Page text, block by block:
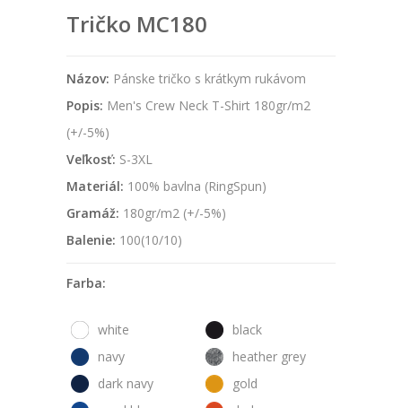
Tričko MC180
Názov: Pánske tričko s krátkym rukávom
Popis: Men's Crew Neck T-Shirt 180gr/m2
(+/-5%)
Veľkosť: S-3XL
Materiál: 100% bavlna (RingSpun)
Gramáž: 180gr/m2 (+/-5%)
Balenie: 100(10/10)
Farba:
white
black
navy
heather grey
dark navy
gold